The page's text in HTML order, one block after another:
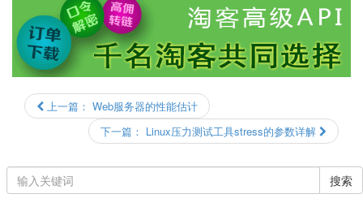
上一篇： Web服务器的性能估计
下一篇： Linux压力测试工具stress的参数详解
搜索